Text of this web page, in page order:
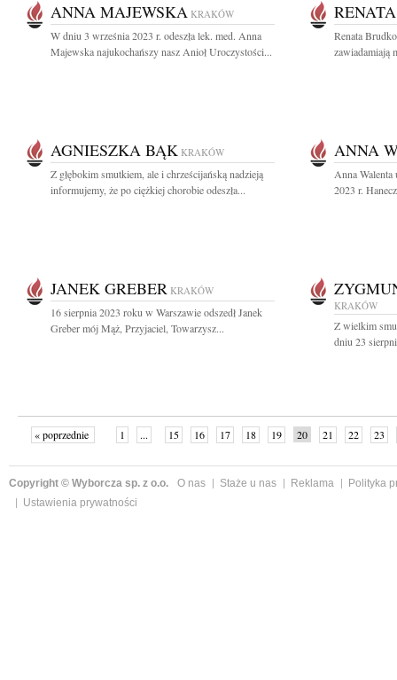
ANNA MAJEWSKA KRAKÓW
W dniu 3 września 2023 r. odeszła lek. med. Anna
Majewska najukochańszy nasz Anioł Uroczystości...
Renata
zawiadamiają
AGNIESZKA BĄK KRAKÓW
Z głębokim smutkiem, ale i chrześcijańską nadzieją
informujemy, że po ciężkiej chorobie odeszła...
ANNA
Anna
2023 r.
JANEK GREBER KRAKÓW
16 sierpnia 2023 roku w Warszawie odszedł Janek
Greber mój Mąż, Przyjaciel, Towarzysz...
KRAKÓW
Z wielkim
dniu 23
« poprzednie 1 ... 15 16 17 18 19 20 21 22
23
Copyright © Wyborcza sp. z o.o. O nas Staże u nas Reklama
Polityka
Ustawienia prywatności